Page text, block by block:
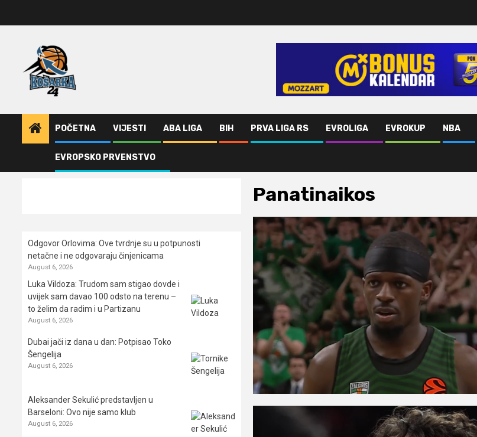
POČETNA VIJESTI ABA LIGA BIH PRVA LIGA RS EVROLIGA EVROKUP NBA
EVROPSKO PRVENSTVO
Vijesti Panatinaikos
Panatinaikos
Odgovor Orlovima: ​Ove tvrdnje su u potpunosti
netačne i ne odgovaraju činjenicama
August 6, 2026
Luka Vildoza: Trudom sam stigao dovde i
uvijek sam davao 100 odsto na terenu –
to želim da radim i u Partizanu
August 6, 2026
Dubai jači iz dana u dan: Potpisao Toko
Šengelija
August 6, 2026
Aleksander Sekulić predstavljen u
Barseloni: Ovo nije samo klub
August 6, 2026